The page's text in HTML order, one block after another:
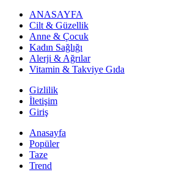
ANASAYFA
Cilt & Güzellik
Anne & Çocuk
Kadın Sağlığı
Alerji & Ağrılar
Vitamin & Takviye Gıda
Gizlilik
İletişim
Giriş
Anasayfa
Popüler
Taze
Trend